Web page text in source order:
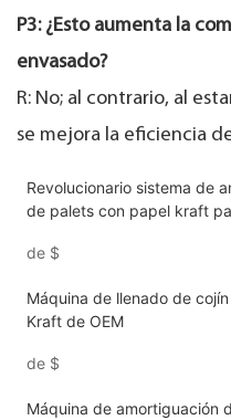
P3: ¿Esto aumenta la
envasado?
R: No; al contrario, al
se mejora la eficiencia
Revolucionario sistema de
de palets con papel kraft
logísticos.
de $
Máquina de llenado de
Kraft de OEM
de $
Máquina de amortiguación